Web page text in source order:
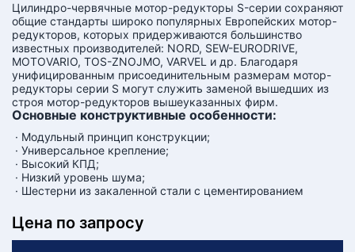
Цилиндро-червячные мотор-редукторы S-серии сохраняют
общие стандарты широко популярных Европейских мотор-
редукторов, которых придерживаются большинство
известных производителей: NORD, SEW-EURODRIVE,
MOTOVARIO, TOS-ZNOJMO, VARVEL и др. Благодаря
унифицированным присоединительным размерам мотор-
редукторы серии S могут служить заменой вышедших из
строя мотор-редукторов вышеуказанных фирм.
Основные конструктивные особенности:
· Модульный принцип конструкции;
· Универсальное крепление;
· Высокий КПД;
· Низкий уровень шума;
· Шестерни из закаленной стали с цементированием
Цена по запросу